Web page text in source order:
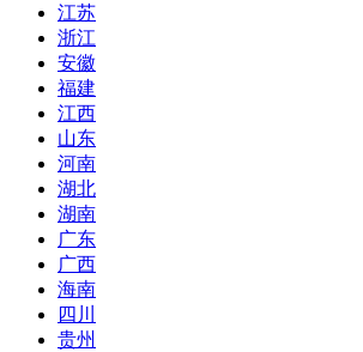
江苏
浙江
安徽
福建
江西
山东
河南
湖北
湖南
广东
广西
海南
四川
贵州